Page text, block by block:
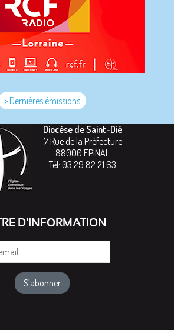
> Dernières émissions
Diocèse de Saint-Dié
7 Rue de la Préfecture
88000 EPINAL
Tél: 03 29 82 21 63
D'INFORMATION